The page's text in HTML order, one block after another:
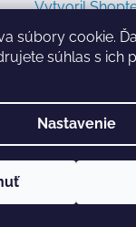
súbory cookie.
súhlas s ich
Nastavenie
Vytvoril
práva vyhradené.